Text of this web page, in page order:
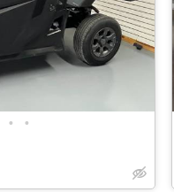
• •